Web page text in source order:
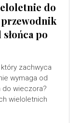
do
po
zachwyca
wymaga od
do wieczora?
wieloletnich